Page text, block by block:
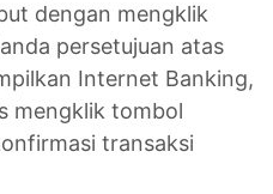
dengan mengklik
persetujuan atas
Internet Banking,
mengklik tombol
transaksi